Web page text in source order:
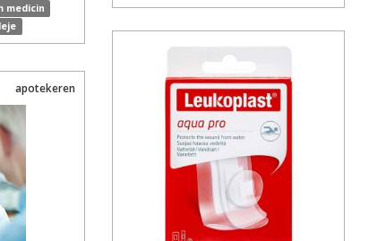
medicin
apotekeren